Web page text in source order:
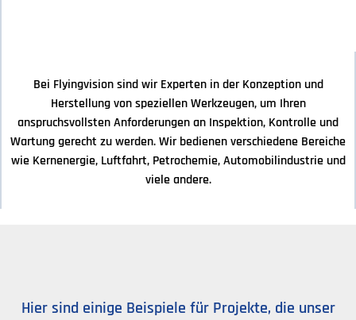
Bei Flyingvision sind wir Experten in der Konzeption und
Herstellung von speziellen Werkzeugen, um Ihren
anspruchsvollsten Anforderungen an Inspektion, Kontrolle und
Wartung gerecht zu werden. Wir bedienen verschiedene Bereiche
wie Kernenergie, Luftfahrt, Petrochemie, Automobilindustrie und
viele andere.
Hier sind einige Beispiele für Projekte, die unser